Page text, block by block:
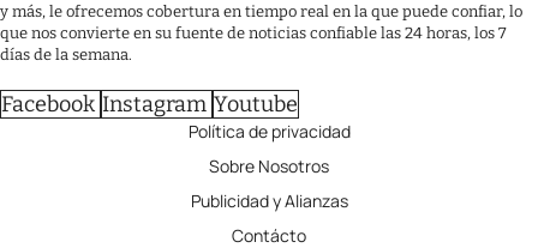
y más, le ofrecemos cobertura en tiempo real en la que puede confiar, lo
que nos convierte en su fuente de noticias confiable las 24 horas, los 7
días de la semana.
Facebook Instagram Youtube
Política de privacidad
Sobre Nosotros
Publicidad y Alianzas
Contácto